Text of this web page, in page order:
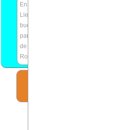
En respuesta a anónim@
Llevo sufriendo 2 años de acoso
buenas palabras pero nada mas,
para nada, solo decir que cumple
de estrés y sobre carga de
Rotaciones